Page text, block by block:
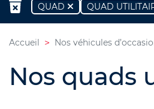
QUAD QUAD
Accueil Nos véhicules
Nos quads